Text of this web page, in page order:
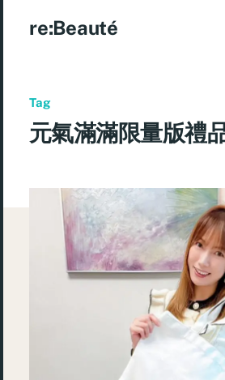
re:Beauté
Tag
元氣滿滿限量版禮